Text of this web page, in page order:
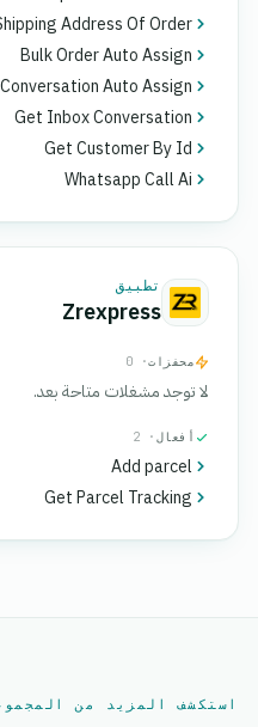
Address Of Order
Bulk Order Auto Assign
Auto Assign
Get Inbox Conversation
Get Customer By Id
Whatsapp Call Ai
تطبيق
Zrexpress
محفزات· 0
لا توجد مشغلات متاحة بعد.
أفعال · 2
Add parcel
Get Parcel Tracking
استكشف المزيد من